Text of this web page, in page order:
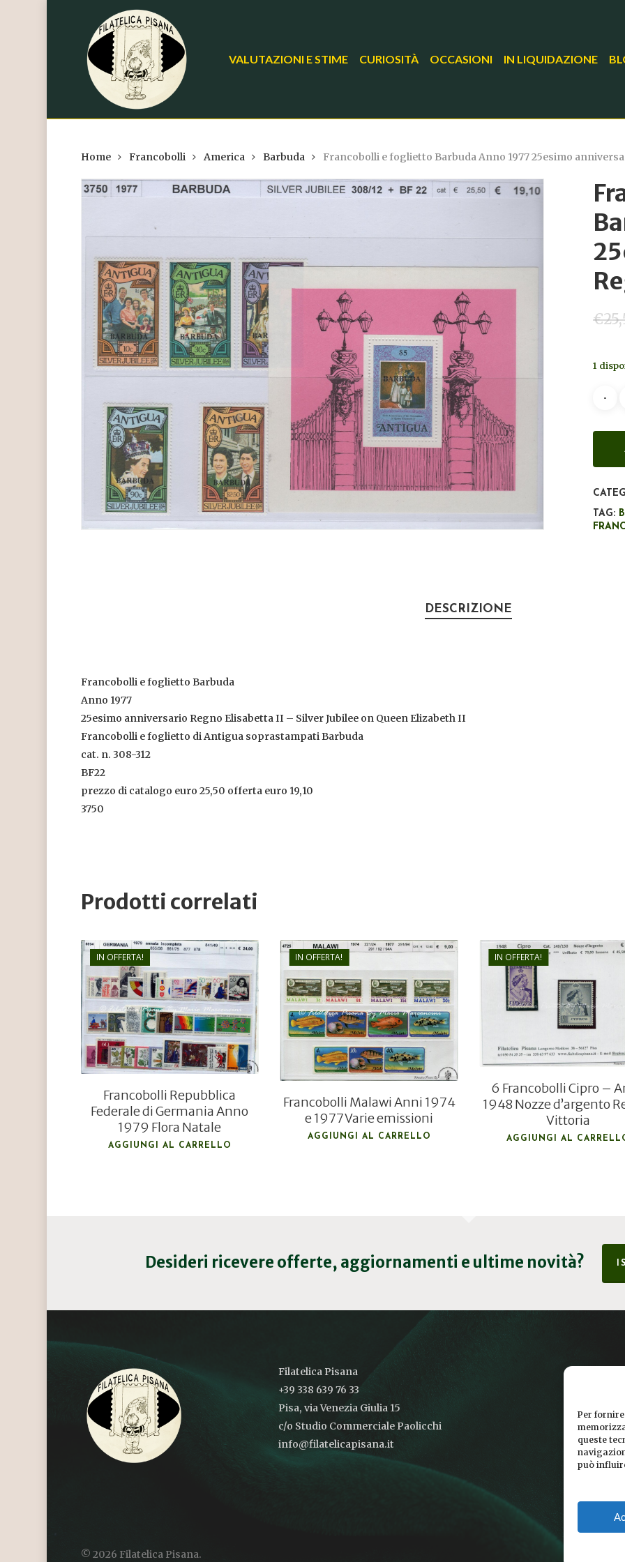
Per
queste
può
Hit enter to search or ESC to close
VALUTAZIONI E STIME CURIOSITÀ OCCASIONI IN LIQUIDAZIONE
Home Francobolli America Barbuda Francobolli e foglietto Barbuda Anno 1977 25esimo
€
1
TAG:
DESCRIZIONE
Francobolli e foglietto Barbuda
Anno 1977
25esimo anniversario Regno Elisabetta II – Silver Jubilee on Queen Elizabeth II
Francobolli e foglietto di Antigua soprastampati Barbuda
cat. n. 308-312
BF22
prezzo di catalogo euro 25,50 offerta euro 19,10
3750
Prodotti correlati
IN OFFERTA!
€24,00
€15,00
Francobolli Repubblica
Federale di Germania Anno
1979 Flora Natale
AGGIUNGI AL CARRELLO
IN OFFERTA!
€9,00
€6,00
Francobolli Malawi Anni 1974
e 1977 Varie emissioni
AGGIUNGI AL CARRELLO
IN OFFERTA! €
25,00
6 Francobolli Cipro –
1948 Nozze d’argento
Vittoria
AGGIUNGI AL
Desideri ricevere offerte, aggiornamenti e ultime novità?
Filatelica Pisana
+39 338 639 76 33
Pisa, via Venezia Giulia 15
c/o Studio Commerciale Paolicchi
info@filatelicapisana.it
© 2026 Filatelica Pisana.